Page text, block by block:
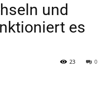
und
es
0
23